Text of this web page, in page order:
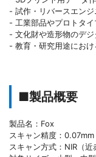
- 試作・リバースエン
- 工業部品やプロトタ
- 文化財や造形物のデ
- 教育・研究用途にお
■製品概要
製品名：Fox
スキャン精度：0.07mm
スキャン方式：NIR（近